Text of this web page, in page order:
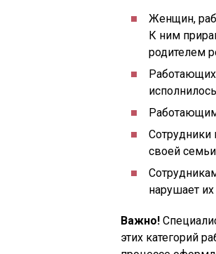
Женщин,
К ним
родителем
Работающих
Сотрудники
своей
нарушает
Важно!
этих категорий